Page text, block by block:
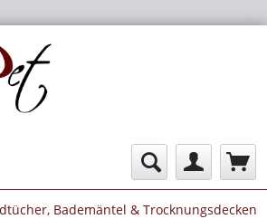
Bademäntel & Trocknungsdecken